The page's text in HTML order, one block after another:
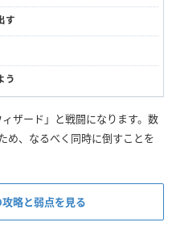
す
う
ザード」と戦闘になります。数
め、なるべく同時に倒すことを
略と弱点を見る